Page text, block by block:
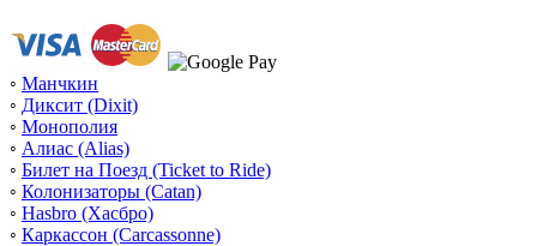
◦ Манчкин
◦ Диксит (Dixit)
◦ Монополия
◦ Алиас (Alias)
◦ Билет на Поезд (Ticket to Ride)
◦ Колонизаторы (Catan)
◦ Hasbro (Хасбро)
◦ Каркассон (Carcassonne)